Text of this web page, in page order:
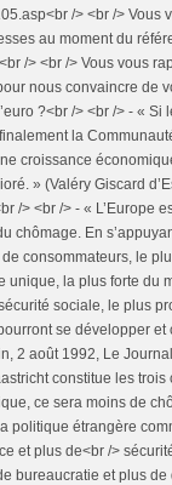
/> <br /> Vous
au moment du
/> <br /> Vous vous
nous convaincre de
?<br /> <br /> - « Si
la
croissance
» (Valéry Giscard
/> <br /> - « L’Europe
chômage. En
consommateurs, le
unique, la plus forte du
sociale, le plus
se développer et
2 août 1992, Le
constitue les trois
ce sera moins de
politique étrangère
et plus de<br />
bureaucratie et plus de